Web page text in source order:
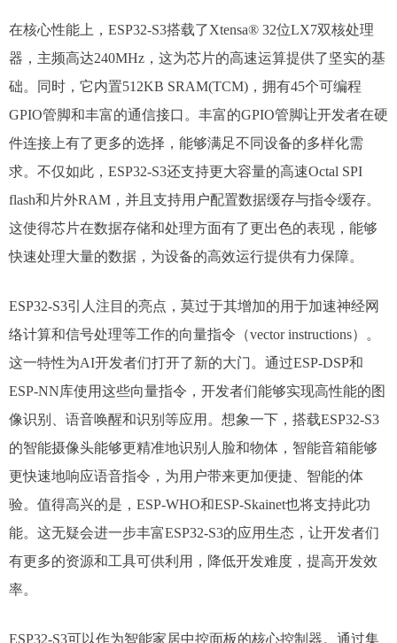
在核心性能上，ESP32-S3搭载了Xtensa® 32位LX7双核处理
器，主频高达240MHz，这为芯片的高速运算提供了坚实的基
础。同时，它内置512KB SRAM(TCM)，拥有45个可编程
GPIO管脚和丰富的通信接口。丰富的GPIO管脚让开发者在硬
件连接上有了更多的选择，能够满足不同设备的多样化需
求。​不仅如此，ESP32-S3还支持更大容量的高速Octal SPI
flash和片外RAM，并且支持用户配置数据缓存与指令缓存。
这使得芯片在数据存储和处理方面有了更出色的表现，能够
快速处理大量的数据，为设备的高效运行提供有力保障。​
ESP32-S3引人注目的亮点，莫过于其增加的用于加速神经网
络计算和信号处理等工作的向量指令（vector instructions）。
这一特性为AI开发者们打开了新的大门。通过ESP-DSP和
ESP-NN库使用这些向量指令，开发者们能够实现高性能的图
像识别、语音唤醒和识别等应用。想象一下，搭载ESP32-S3
的智能摄像头能够更精准地识别人脸和物体，智能音箱能够
更快速地响应语音指令，为用户带来更加便捷、智能的体
验。​值得高兴的是，ESP-WHO和ESP-Skainet也将支持此功
能。这无疑会进一步丰富ESP32-S3的应用生态，让开发者们
有更多的资源和工具可供利用，降低开发难度，提高开发效
率。​
ESP32-S3可以作为智能家居中控面板的核心控制器。通过集